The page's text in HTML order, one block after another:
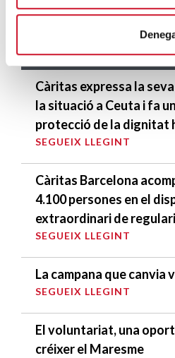
SEGUEIX LLEGINT
DARRERES ENTRADES
Càritas expressa la
la situació a Ceuta i fa
protecció de la dignitat
SEGUEIX LLEGINT
Càritas Barcelona
4.100 persones en el
extraordinari de
SEGUEIX LLEGINT
La campana que canvia
SEGUEIX LLEGINT
El voluntariat, una
créixer el Maresme